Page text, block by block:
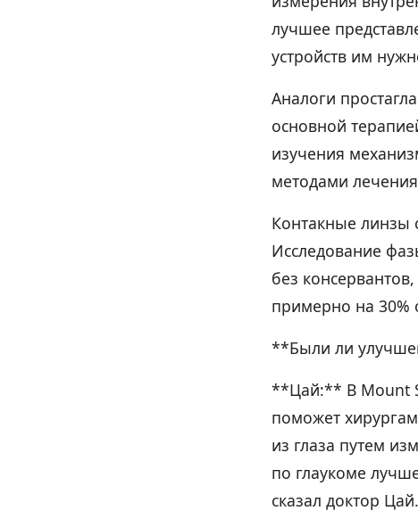
лучшее
устройств им
Аналоги
основной
изучения
методами
Контакные линзы
Исследование
без
примерно на 30%
**Были ли
**Цай:** В Mount
поможет
из глаза путем
по глаукоме
сказал доктор Цай.